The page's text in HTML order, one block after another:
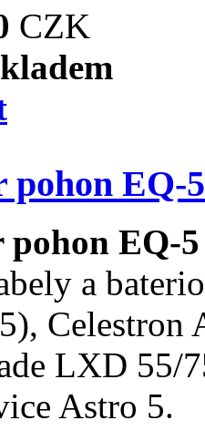
CZK
pohon EQ-
EQ-
a
LXD 55/
Astro 5.